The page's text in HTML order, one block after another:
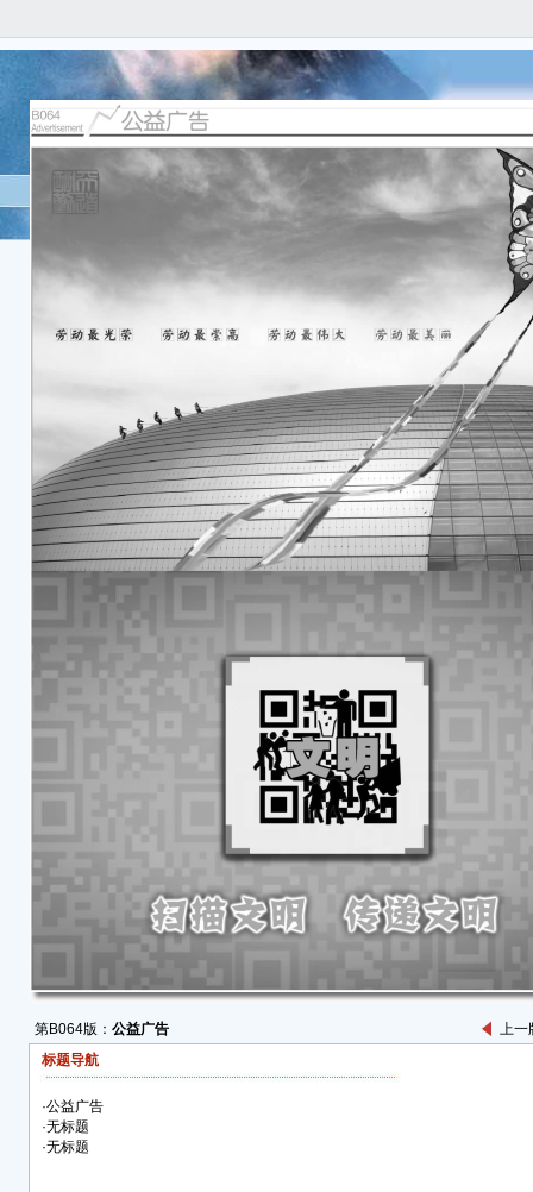
第B064版： 公益广告
上一
标题导航
·公益广告
·无标题
·无标题
2021/